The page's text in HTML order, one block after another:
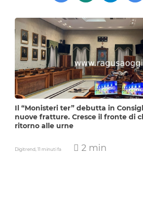
Il “Monisteri ter” debutta in
nuove fratture. Cresce il fronte di
ritorno alle urne
Digitrend,11 minuti fa 2 min